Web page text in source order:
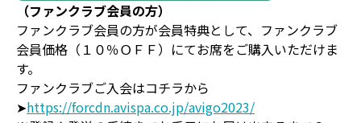
（ファンクラブ会員の方）
ファンクラブ会員の方が会員特典として、ファンクラブ
会員価格（１０％ＯＦＦ）にてお席をご購入いただけま
す。
ファンクラブご入会はコチラから
➤https://forcdn.avispa.co.jp/avigo2023/